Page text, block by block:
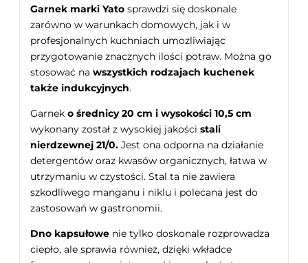
Garnek marki Yato sprawdzi się doskonale
zarówno w warunkach domowych, jak i w
profesjonalnych kuchniach umozliwiając
przygotowanie znacznych ilości potraw. Można go
stosować na wszystkich rodzajach kuchenek
także indukcyjnych.
Garnek o średnicy 20 cm i wysokości 10,5 cm
wykonany został z wysokiej jakości stali
nierdzewnej 21/0. Jest ona odporna na działanie
detergentów oraz kwasów organicznych, łatwa w
utrzymaniu w czystości. Stal ta nie zawiera
szkodliwego manganu i niklu i polecana jest do
zastosowań w gastronomii.
Dno kapsułowe nie tylko doskonale rozprowadza
ciepło, ale sprawia również, dzięki wkładce